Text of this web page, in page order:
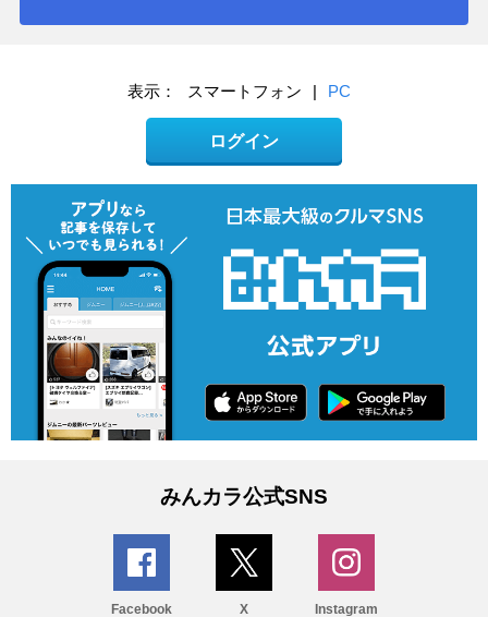
表示： スマートフォン | PC
ログイン
みんカラ公式SNS
Facebook X Instagram